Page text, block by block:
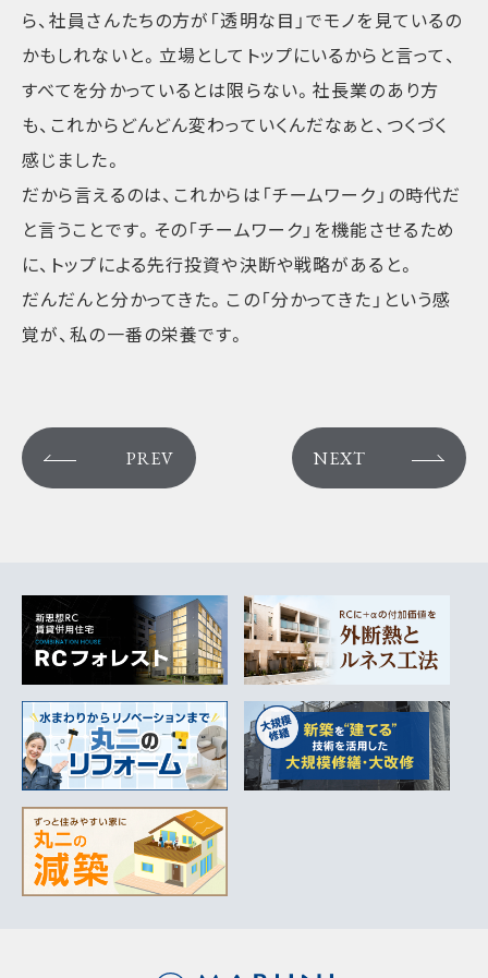
ら、社員さんたちの方が「透明な目」でモノを見ているの
かもしれないと。立場としてトップにいるからと言って、
すべてを分かっているとは限らない。社長業のあり方
も、これからどんどん変わっていくんだなぁと、つくづく
感じました。
だから言えるのは、これからは「チームワーク」の時代だ
と言うことです。その「チームワーク」を機能させるため
に、トップによる先行投資や決断や戦略があると。
だんだんと分かってきた。この「分かってきた」という感
覚が、私の一番の栄養です。
PREV NEXT